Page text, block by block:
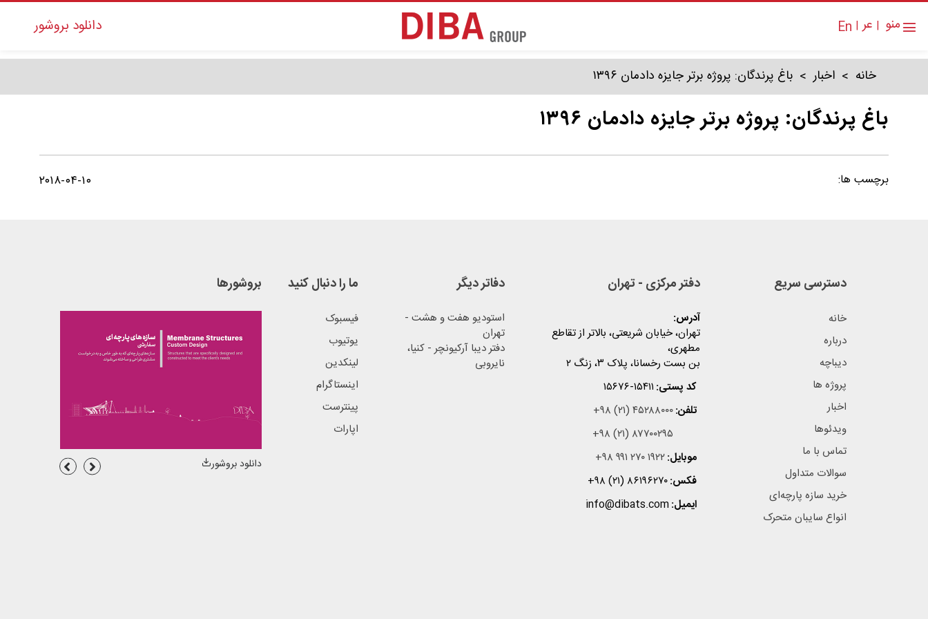
دانلود بروشور منو | عر |
En
دانلود بروشور
خانه اخبار باغ پرندگان: پروژه برتر جایزه دادمان ۱۳۹۶
باغ پرندگان: پروژه برتر جایزه دادمان ۱۳۹۶
برچسب ها: ۲۰۱۸-۰۴-۱۰
دسترسی سریع
خانه
درباره
دیباچه
پروژه ها
اخبار
ویدئوها
تماس با ما
سوالات متداول
خرید سازه پارچه‌ای
انواع سایبان متحرک
دفتر مرکزی - تهران
آدرس:
تهران، خیابان شریعتی، بالاتر از تقاطع
مطهری،
بن بست رخسانا، پلاک ۳، زنگ ۲
کد پستی: ۱۵۶۷۶-۱۵۴۱۱
تلفن:+۹۸ (۲۱) ۴۵۲۸۸۰۰۰
+۹۸ (۲۱) ۸۷۷۰۰۲۹۵
موبایل:+۹۸ ۹۹۱ ۲۷۰ ۱۹۲۲
فکس:+۹۸ (۲۱) ۸۶۱۹۶۲۷۰
ایمیل: info@dibats.com
دفاتر دیگر
استودیو هفت و هشت -
تهران
دفتر دیبا آرکیونچر - کنیا،
نایروبی
ما را دنبال کنید
فیسبوک
یوتیوب
لینکدین
اینستاگرام
پینترست
اپارات
بروشورها
دانلود بروشور